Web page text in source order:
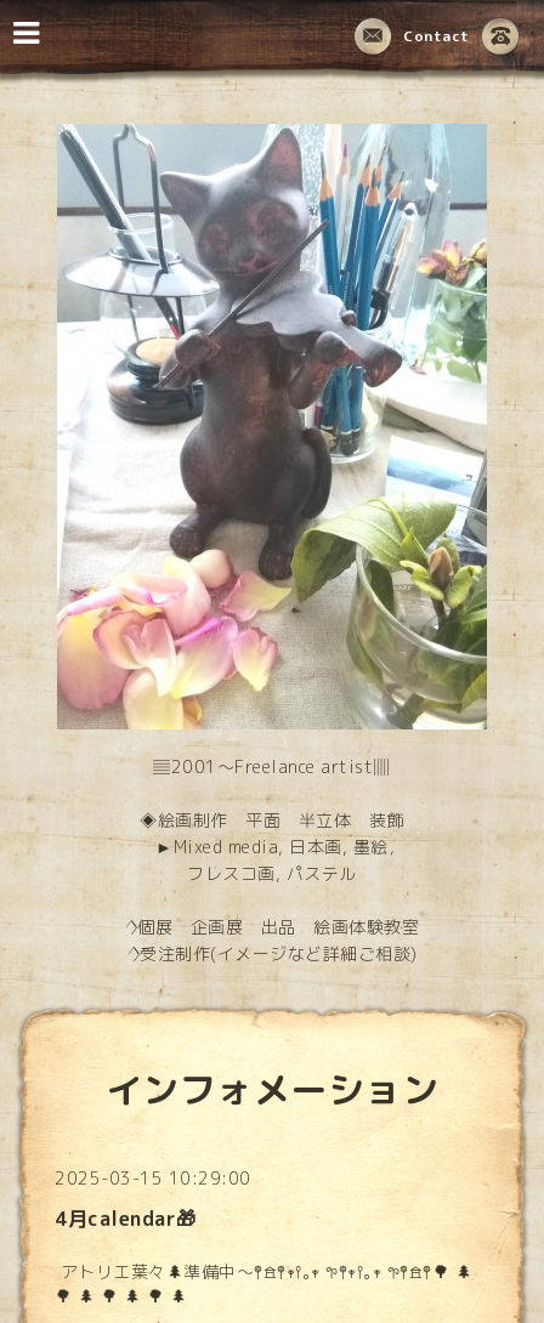
Contact
▤2001～Freelance artist▥
◈絵画制作 平面 半立体 装飾
►Mixed media, 日本画, 墨絵，
フレスコ画, パステル
◊個展 企画展 出品 絵画体験教室
◊受注制作(イメージなど詳細ご相談)
インフォメーション
2025-03-15 10:29:00
4月calendar🎁
アトリエ葉々🌲準備中〜𖤣𖠿𖤣𖥧𖥣｡𖥧 𖧧𖤣𖥧𖥣｡𖥧 𖧧𖤣𖠿𖤣🌳 🌲
🌳 🌲 🌳 🌲 🌳 🌲